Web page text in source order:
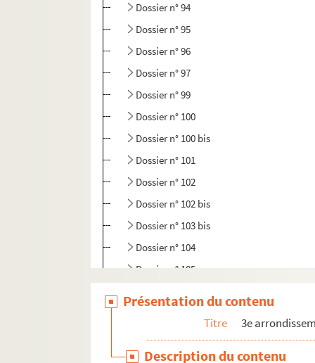
Dossier n° 94
Dossier n° 95
Dossier n° 96
Dossier n° 97
Dossier n° 99
Dossier n° 100
Dossier n° 100 bis
Dossier n° 101
Dossier n° 102
Dossier n° 102 bis
Dossier n° 103 bis
Dossier n° 104
Dossier n° 105
Dossier n° 109
Présentation du contenu
Titre 3e
Description du contenu